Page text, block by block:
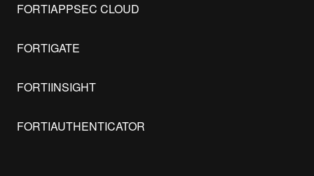
FORTIAPPSEC CLOUD
FORTIGATE
FORTIINSIGHT
FORTIAUTHENTICATOR